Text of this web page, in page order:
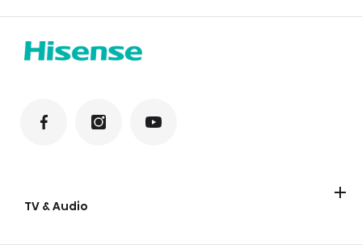
TV & Audio